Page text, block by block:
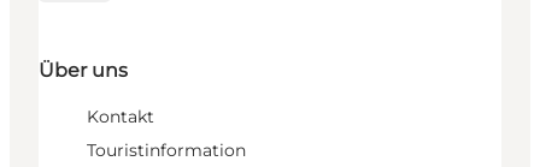
Über uns
Kontakt
Touristinformation